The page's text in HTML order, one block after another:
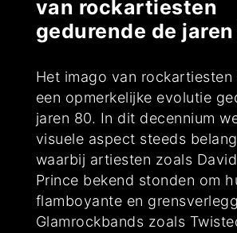
van rockartiesten
gedurende de
Het imago van rockartiesten
een opmerkelijke evolutie
jaren 80. In dit decennium
visuele aspect steeds
waarbij artiesten zoals
Prince bekend stonden om
flamboyante en
Glamrockbands zoals